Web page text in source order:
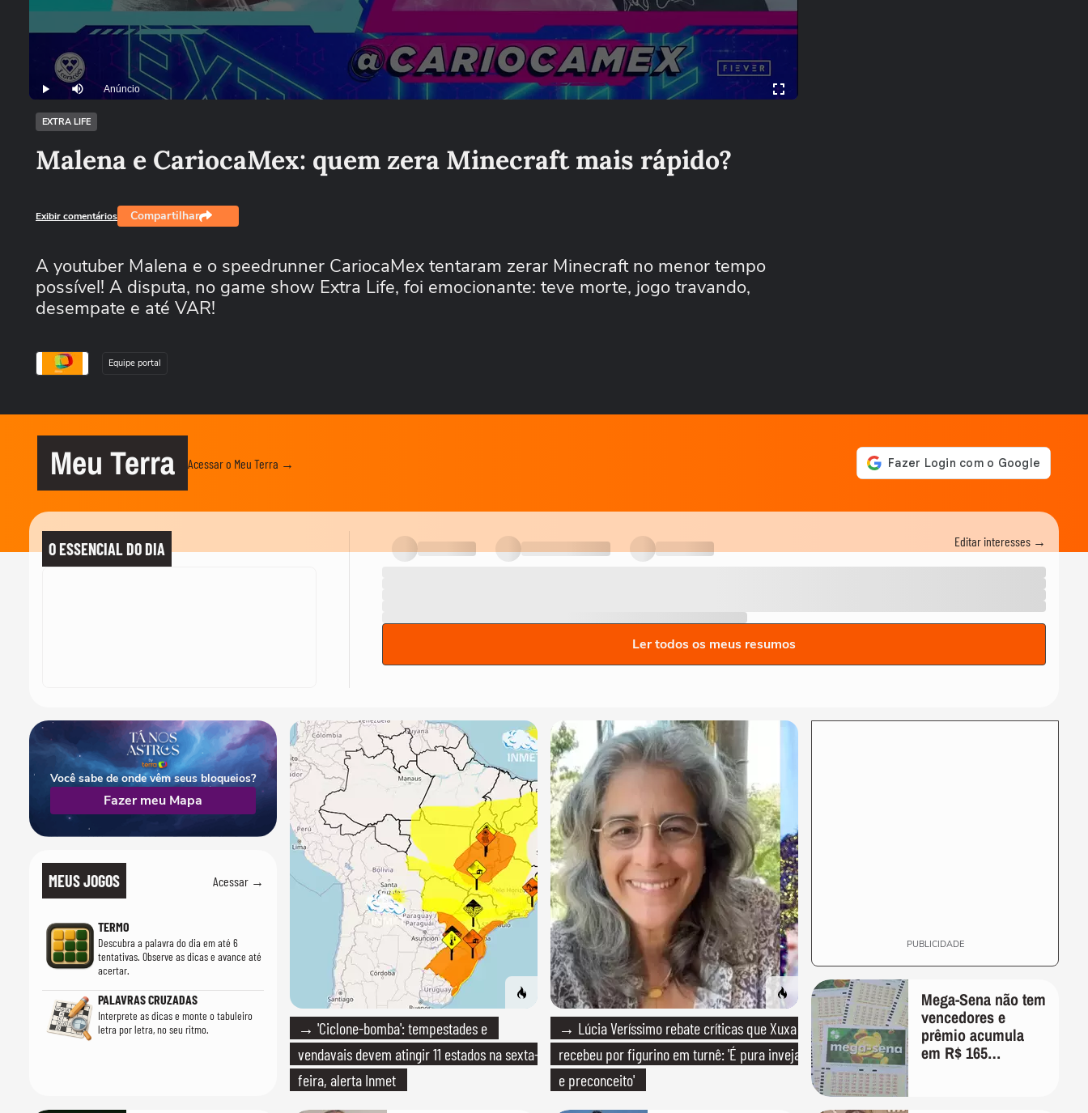
Play Mutar Anúncio
EXTRA LIFE
Malena e CariocaMex: quem zera Minecraft mais rápido?
Exibir comentários Compartilhar
A youtuber Malena e o speedrunner CariocaMex tentaram zerar Minecraft no menor tempo
possível! A disputa, no game show Extra Life, foi emocionante: teve morte, jogo travando,
desempate e até VAR!
Equipe portal
Meu Terra Acessar o Meu Terra →
O ESSENCIAL DO DIA Editar interesses →
Ler todos os meus resumos
MEUS JOGOS Acessar →
TERMO
Descubra a palavra do dia em até 6
tentativas. Observe as dicas e avance até
acertar.
PALAVRAS CRUZADAS
Interprete as dicas e monte o tabuleiro
letra por letra, no seu ritmo.
→ 'Ciclone-bomba': tempestades e
vendavais devem atingir 11 estados na sexta-
feira, alerta Inmet
→ Lúcia Veríssimo rebate críticas que Xuxa
recebeu por figurino em turnê: 'É pura inveja
e preconceito'
PUBLICIDADE
Mega-Sena não tem
vencedores e
prêmio acumula
em R$ 165
Você sabe de onde vêm seus bloqueios?
Fazer meu Mapa